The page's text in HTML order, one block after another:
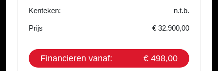
Kenteken: n.t.b.
Prijs € 32.900,00
Financieren vanaf: € 498,00